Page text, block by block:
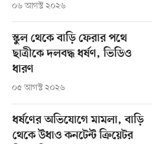
০৬ আগস্ট ২০২৬
স্কুল থেকে বাড়ি ফেরার পথে
ছাত্রীকে দলবদ্ধ ধর্ষণ, ভিডিও
ধারণ
০৫ আগস্ট ২০২৬
ধর্ষণের অভিযোগে মামলা, বাড়ি
থেকে উধাও কনটেন্ট ক্রিয়েটর